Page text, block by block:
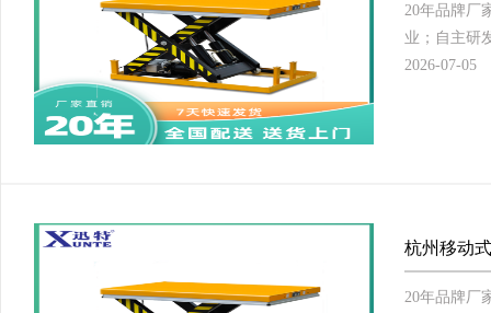
20年品牌厂
业；自主研
2026-07-05
杭州移动
20年品牌厂